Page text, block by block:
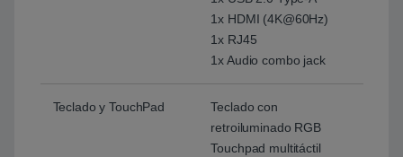
1x HDMI (4K@60Hz)
1x RJ45
1x Audio combo jack
Teclado y TouchPad
Teclado con
retroiluminado RGB
Touchpad multitáctil